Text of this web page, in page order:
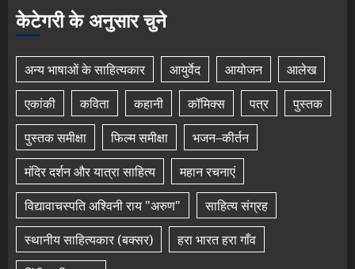
केटेगरी के अनुसार चुने
अन्य भाषाओं के साहित्यकार आयुर्वेद आयोजन
आलेख
एकांकी
कविता कहानी कॉमिक्स पत्र
पुस्तक
पुस्तक समीक्षा
फिल्म समीक्षा
भजन–कीर्तन
मंदिर दर्शन और यात्रा साहित्य
महान रचनाएं
विद्यावाचस्पति अश्विनी राय "अरुण"
साहित्य संग्रह
स्थानीय साहित्यकार (बक्सर)
हरा भारत हरा गाँव